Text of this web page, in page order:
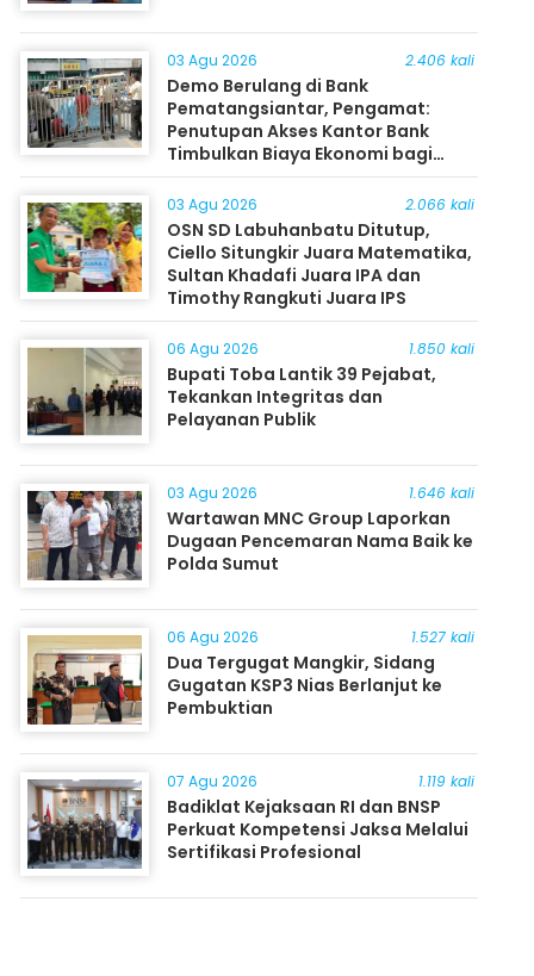
03 Agu 2026 2.406 kali
Demo Berulang di Bank
Pematangsiantar, Pengamat:
Penutupan Akses Kantor Bank
Timbulkan Biaya Ekonomi bagi
Masyarakat
03 Agu 2026 2.066 kali
OSN SD Labuhanbatu Ditutup,
Ciello Situngkir Juara Matematika,
Sultan Khadafi Juara IPA dan
Timothy Rangkuti Juara IPS
06 Agu 2026 1.850 kali
Bupati Toba Lantik 39 Pejabat,
Tekankan Integritas dan
Pelayanan Publik
03 Agu 2026 1.646 kali
Wartawan MNC Group Laporkan
Dugaan Pencemaran Nama Baik ke
Polda Sumut
06 Agu 2026 1.527 kali
Dua Tergugat Mangkir, Sidang
Gugatan KSP3 Nias Berlanjut ke
Pembuktian
07 Agu 2026 1.119 kali
Badiklat Kejaksaan RI dan BNSP
Perkuat Kompetensi Jaksa Melalui
Sertifikasi Profesional